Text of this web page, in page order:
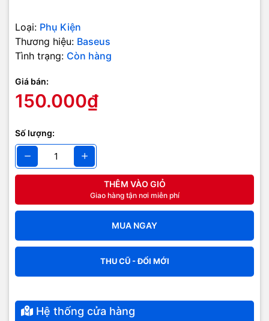
Loại: Phụ Kiện
Thương hiệu: Baseus
Tình trạng: Còn hàng
Giá bán:
150.000₫
Số lượng:
THÊM VÀO GIỎ
Giao hàng tận nơi miễn phí
MUA NGAY
THU CŨ - ĐỔI MỚI
Hệ thống cửa hàng